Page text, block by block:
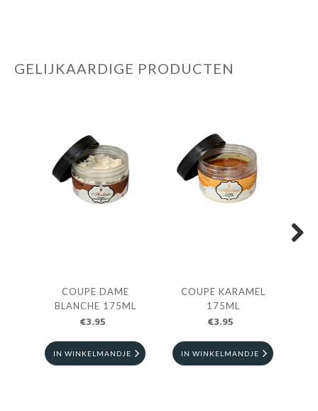
GELIJKAARDIGE PRODUCTEN
COUPE DAME
BLANCHE 175ML
€3.95
IN WINKELMANDJE
COUPE KARAMEL
175ML
€3.95
IN WINKELMANDJE